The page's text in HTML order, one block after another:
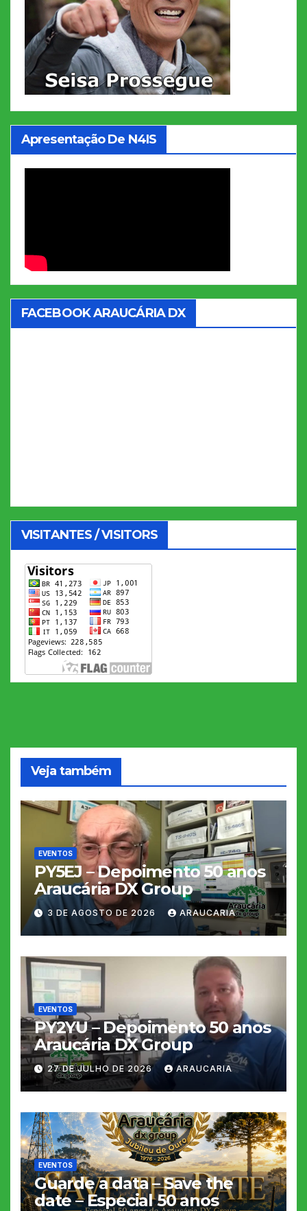
Apresentação De N4IS
FACEBOOK ARAUCÁRIA DX
VISITANTES / VISITORS
Veja também
EVENTOS
PY5EJ – Depoimento 50 anos
Araucária DX Group
3 DE AGOSTO DE 2026 ARAUCARIA
EVENTOS
PY2YU – Depoimento 50 anos
Araucária DX Group
27 DE JULHO DE 2026 ARAUCARIA
EVENTOS
Guarde a data – Save the
date – Especial 50 anos